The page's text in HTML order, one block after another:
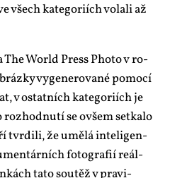
všech ka­te­go­ri­ích vo­la­li až
World Press Pho­to v ro­
vy­ge­ne­ro­va­né po­mo­cí
v ostat­ních ka­te­go­ri­ích je
se ovšem se­tka­lo
tvr­di­li, že umě­lá in­te­li­gen­
fo­to­gra­fií re­ál­
ta­to sou­těž v pra­vi­